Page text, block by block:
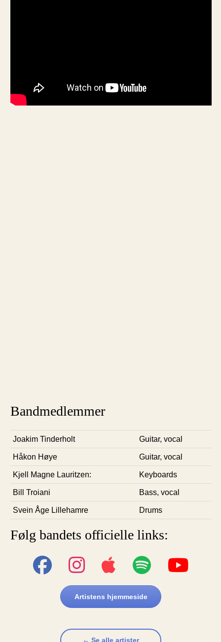
Bandmedlemmer
Joakim Tinderholt Guitar, vocal
Håkon Høye Guitar, vocal
Kjell Magne Lauritzen: Keyboards
Bill Troiani Bass, vocal
Svein Åge Lillehamre Drums
Følg bandets officielle links:
Artistens hjemmeside
← Se alle artister